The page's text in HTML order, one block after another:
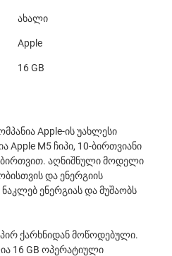
ახალი
Apple
16 GB
Apple-ის უახლესი
Apple M5 ჩიპი, 10-ბირთვიანი
ბირთვით. აღნიშნული მოდელი
და ენერგიის
ენერგიას და მუშაობს
ქარხნიდან მოწოდებული.
16 GB ოპერატიული